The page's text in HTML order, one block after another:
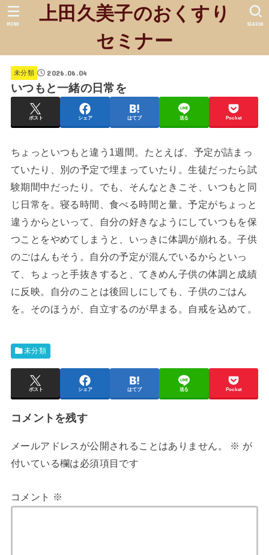
上田久美子のおくすり
セミナー
SEARCH
MENU
未分類 2026.06.04
いつもと一緒の日常を
ポスト シェア はてブ 送る Pocket
ちょっといつもと違う1週間。たとえば、予定が詰まっ
ていたり、別の予定で埋まっていたり。生徒だったら試
験期間中だったり。でも、そんなときこそ、いつもと同
じ日常を。寝る時間、食べる時間と量。予定がちょっと
違うからといって、自分の好きなようにしていつもを保
つことをやめてしまうと、いっきに体調が崩れる。子供
のごはんもそう。自分の予定が混んでいるからといっ
て、ちょっと手抜きすると、てきめん子供の体調と成績
に反映。自分のことは後回しにしても、子供のごはん
を。そのほうが、自立するのが早まる。自戒を込めて。
未分類
ポスト シェア はてブ 送る Pocket
コメントを残す
メールアドレスが公開されることはありません。 ※ が
付いている欄は必須項目です
コメント ※